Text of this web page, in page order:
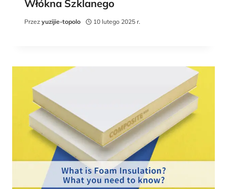
Włókna Szklanego
Przez yuzijie-topolo 10 lutego 2025 r.